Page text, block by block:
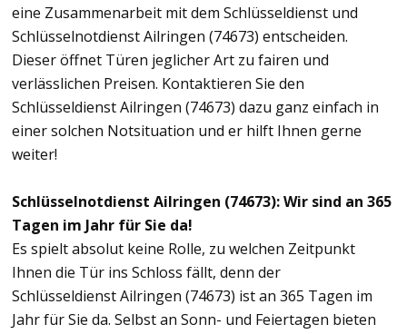
eine Zusammenarbeit mit dem Schlüsseldienst und
Schlüsselnotdienst Ailringen (74673) entscheiden.
Dieser öffnet Türen jeglicher Art zu fairen und
verlässlichen Preisen. Kontaktieren Sie den
Schlüsseldienst Ailringen (74673) dazu ganz einfach in
einer solchen Notsituation und er hilft Ihnen gerne
weiter!
Schlüsselnotdienst Ailringen (74673): Wir sind an 365
Tagen im Jahr für Sie da!
Es spielt absolut keine Rolle, zu welchen Zeitpunkt
Ihnen die Tür ins Schloss fällt, denn der
Schlüsseldienst Ailringen (74673) ist an 365 Tagen im
Jahr für Sie da. Selbst an Sonn- und Feiertagen bieten